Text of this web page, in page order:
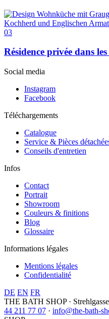
03
Résidence privée dans
Social media
Instagram
Facebook
Téléchargements
Catalogue
Service & Pièces
Conseils d'entretien
Infos
Contact
Portrait
Showroom
Couleurs & finitions
Blog
Glossaire
Informations légales
Mentions légales
Confidentialité
DE EN FR
THE BATH SHOP ·
44 211 77 07 · info@the-bath-